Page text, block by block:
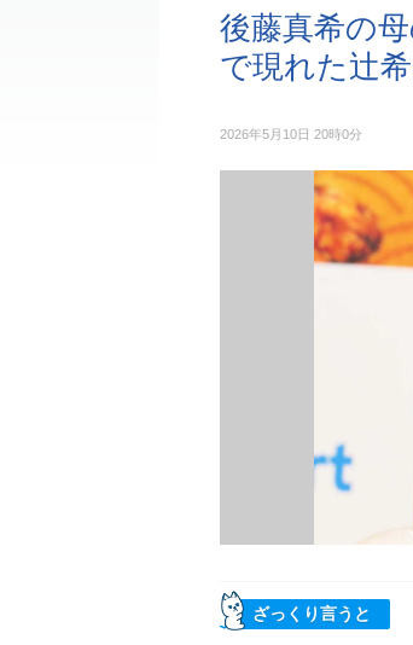
後藤真希の
で現れた辻
2026年5月10日 20時0分
ざっくり言うと